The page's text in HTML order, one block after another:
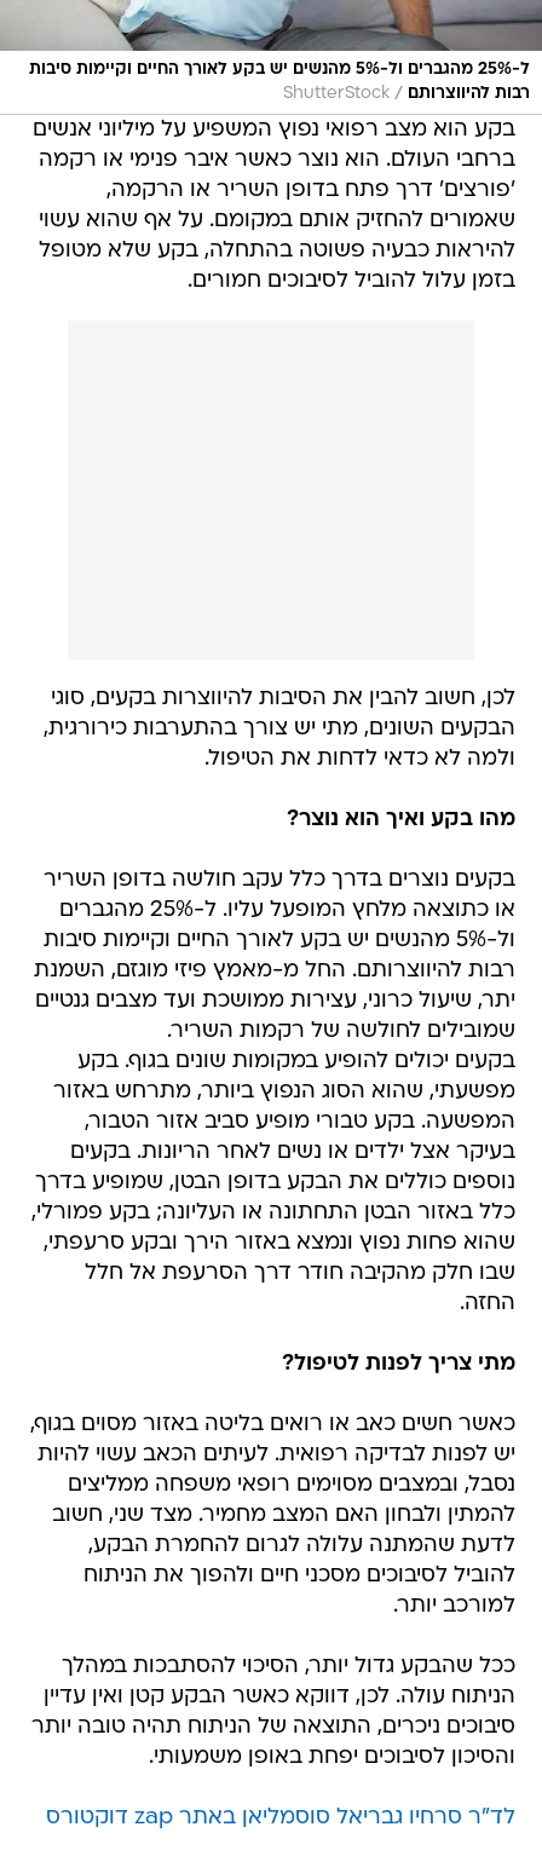
ל-25% מהגברים ול-5% מהנשים יש בקע לאורך החיים וקיימות סיבות
רבות להיווצרותם
/
ShutterStock
בקע הוא מצב רפואי נפוץ המשפיע על מיליוני אנשים
ברחבי העולם. הוא נוצר כאשר איבר פנימי או רקמה
'פורצים' דרך פתח בדופן השריר או הרקמה,
שאמורים להחזיק אותם במקומם. על אף שהוא עשוי
להיראות כבעיה פשוטה בהתחלה, בקע שלא מטופל
בזמן עלול להוביל לסיבוכים חמורים.
לכן, חשוב להבין את הסיבות להיווצרות בקעים, סוגי
הבקעים השונים, מתי יש צורך בהתערבות כירורגית,
ולמה לא כדאי לדחות את הטיפול.
מהו בקע ואיך הוא נוצר?
בקעים נוצרים בדרך כלל עקב חולשה בדופן השריר
או כתוצאה מלחץ המופעל עליו. ל-25% מהגברים
ול-5% מהנשים יש בקע לאורך החיים וקיימות סיבות
רבות להיווצרותם. החל מ-מאמץ פיזי מוגזם, השמנת
יתר, שיעול כרוני, עצירות ממושכת ועד מצבים גנטיים
שמובילים לחולשה של רקמות השריר.
בקעים יכולים להופיע במקומות שונים בגוף. בקע
מפשעתי, שהוא הסוג הנפוץ ביותר, מתרחש באזור
המפשעה. בקע טבורי מופיע סביב אזור הטבור,
בעיקר אצל ילדים או נשים לאחר הריונות. בקעים
נוספים כוללים את הבקע בדופן הבטן, שמופיע בדרך
כלל באזור הבטן התחתונה או העליונה; בקע פמורלי,
שהוא פחות נפוץ ונמצא באזור הירך ובקע סרעפתי,
שבו חלק מהקיבה חודר דרך הסרעפת אל חלל
החזה.
מתי צריך לפנות לטיפול?
כאשר חשים כאב או רואים בליטה באזור מסוים בגוף,
יש לפנות לבדיקה רפואית. לעיתים הכאב עשוי להיות
נסבל, ובמצבים מסוימים רופאי משפחה ממליצים
להמתין ולבחון האם המצב מחמיר. מצד שני, חשוב
לדעת שהמתנה עלולה לגרום להחמרת הבקע,
להוביל לסיבוכים מסכני חיים ולהפוך את הניתוח
למורכב יותר.
ככל שהבקע גדול יותר, הסיכוי להסתבכות במהלך
הניתוח עולה. לכן, דווקא כאשר הבקע קטן ואין עדיין
סיבוכים ניכרים, התוצאה של הניתוח תהיה טובה יותר
והסיכון לסיבוכים יפחת באופן משמעותי.
לד"ר סרחיו גבריאל סוסמליאן באתר zap דוקטורס